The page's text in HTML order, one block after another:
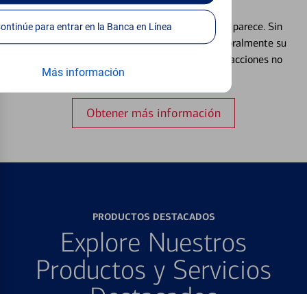
Continúe para entrar en la Banca en Línea
Más información
Extraviar una tarjeta es más común de lo que parece. Sin
embargo, puede bloquear y desbloquear temporalmente su
tarjeta de débito para ayudar a prevenir transacciones no
Obtener más información
PRODUCTOS DESTACADOS
Explore Nuestros
Productos y Servicios